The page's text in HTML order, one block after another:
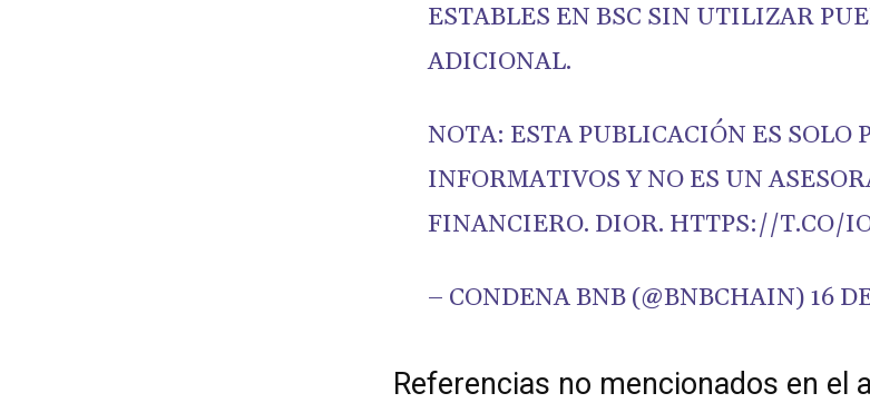
ESTABLES EN BSC SIN UTILIZAR
ADICIONAL.
NOTA: ESTA PUBLICACIÓN ES SOLO
INFORMATIVOS Y NO ES UN
FINANCIERO. DIOR. HTTPS://T.CO/
– CONDENA BNB (@BNBCHAIN) 16
Referencias no mencionados en el